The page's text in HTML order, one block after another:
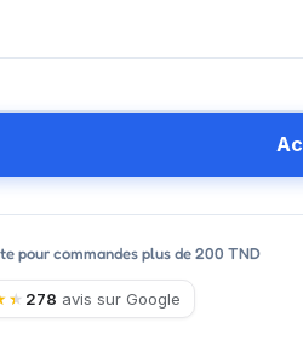
pour commandes plus de 200 TND
278 avis sur Google